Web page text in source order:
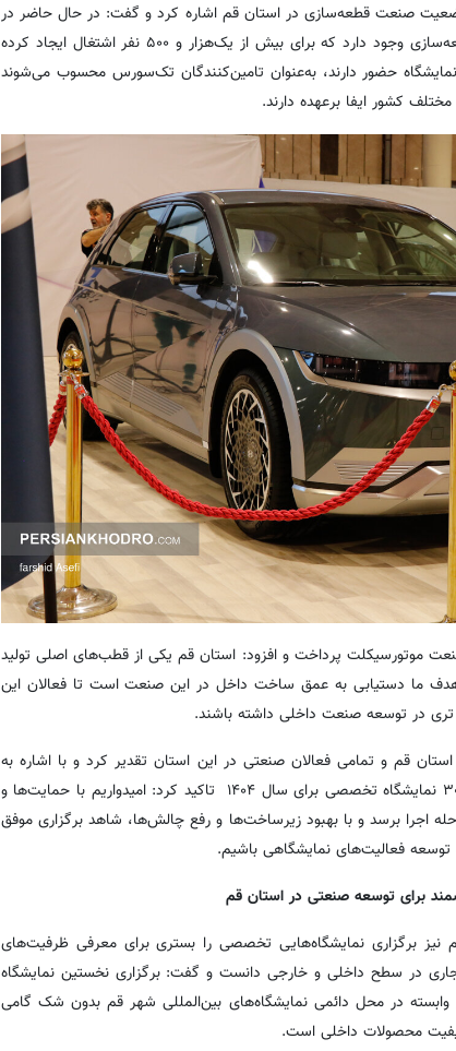
صنعت قطعه‌سازی در استان قم اشاره کرد و گفت: در حال حاضر در
استان قم، حدود ۲۳ واحد فعال در حوزه قطعه‌سازی وجود دارد که برای بیش از یک‌هزار و ۵۰۰ نفر اشتغال ایجاد کرده
حضور دارند، به‌عنوان تامین‌کنندگان تک‌سورس محسوب می‌شوند
کشور ایفا برعهده دارند.
موتورسیکلت پرداخت و افزود: استان قم یکی از قطب‌های اصلی تولید
ما دستیابی به عمق ساخت داخل در این صنعت است تا فعالان این
در توسعه صنعت داخلی داشته باشند.
قم و تمامی فعالان صنعتی در این استان تقدیر کرد و با اشاره به
هدف گذاری این سازمان برای برگزاری حدود ۳۰ نمایشگاه تخصصی برای سال ۱۴۰۴ تاکید کرد: امیدواریم با حمایت‌ها و
اجرا برسد و با بهبود زیرساخت‌ها و رفع چالش‌ها، شاهد برگزاری موفق
فعالیت‌های نمایشگاهی باشیم.
برای توسعه صنعتی در استان قم
قم نیز برگزاری نمایشگاه‌هایی تخصصی را بستری برای معرفی ظرفیت‌های
در سطح داخلی و خارجی دانست و گفت: برگزاری نخستین نمایشگاه
وابسته در محل دائمی نمایشگاه‌های بین‌المللی شهر قم بدون شک گامی
محصولات داخلی است.